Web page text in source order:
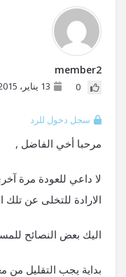
member2
0 13 يناير، 2015 في 4:24 م
سجل دخول للرد
مرحبا أخي الفاضل ,
لا داعي للعودة مرة
الارادة للتخلى عن تلك
اليك بعض النصائح
بداية يجب التقليل من